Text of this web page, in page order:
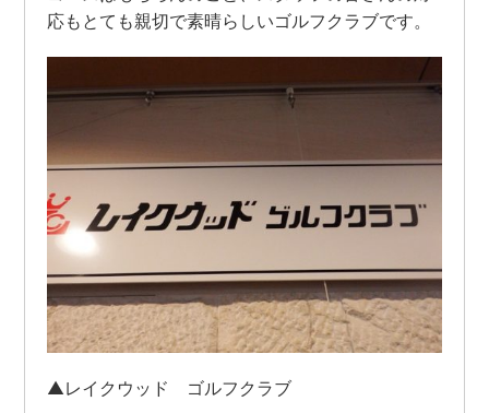
応もとても親切で素晴らしいゴルフクラブです。
▲レイクウッド ゴルフクラブ